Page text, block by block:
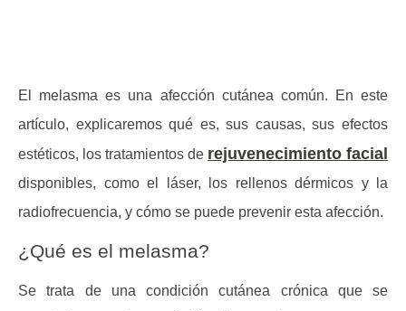
El melasma es una afección cutánea común. En este
artículo, explicaremos qué es, sus causas, sus efectos
estéticos, los tratamientos de rejuvenecimiento facial
disponibles, como el láser, los rellenos dérmicos y la
radiofrecuencia, y cómo se puede prevenir esta afección.
¿Qué es el melasma?
Se trata de una condición cutánea crónica que se